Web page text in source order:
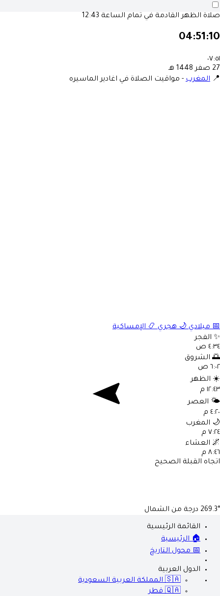
صلاة الظهر القادمة في تمام الساعة 12:43
04:51:10
٠٧:٥١
27 صفر 1448 هـ
📍 المغرب - مواقيت الصلاة في اغادير الماسيره
📅 ميلادي 🌙 هجري 📿 الإمساكية
✨ الفجر
٤:٣٤ ص
🌅 الشروق
٦:٠٢ ص
☀️ الظهر
١٢:٤٣ م
🌤️ العصر
٤:٢٠ م
🌙 المغرب
٧:٢٤ م
🌌 العشاء
٨:٤٦ م
اتجاه القبلة الصحيح
269.3° درجة من الشمال
القائمة الرئيسية
🏠 الرئيسية
📅 محول التاريخ
الدول العربية
🇸🇦 المملكة العربية السعودية
🇶🇦 قطر